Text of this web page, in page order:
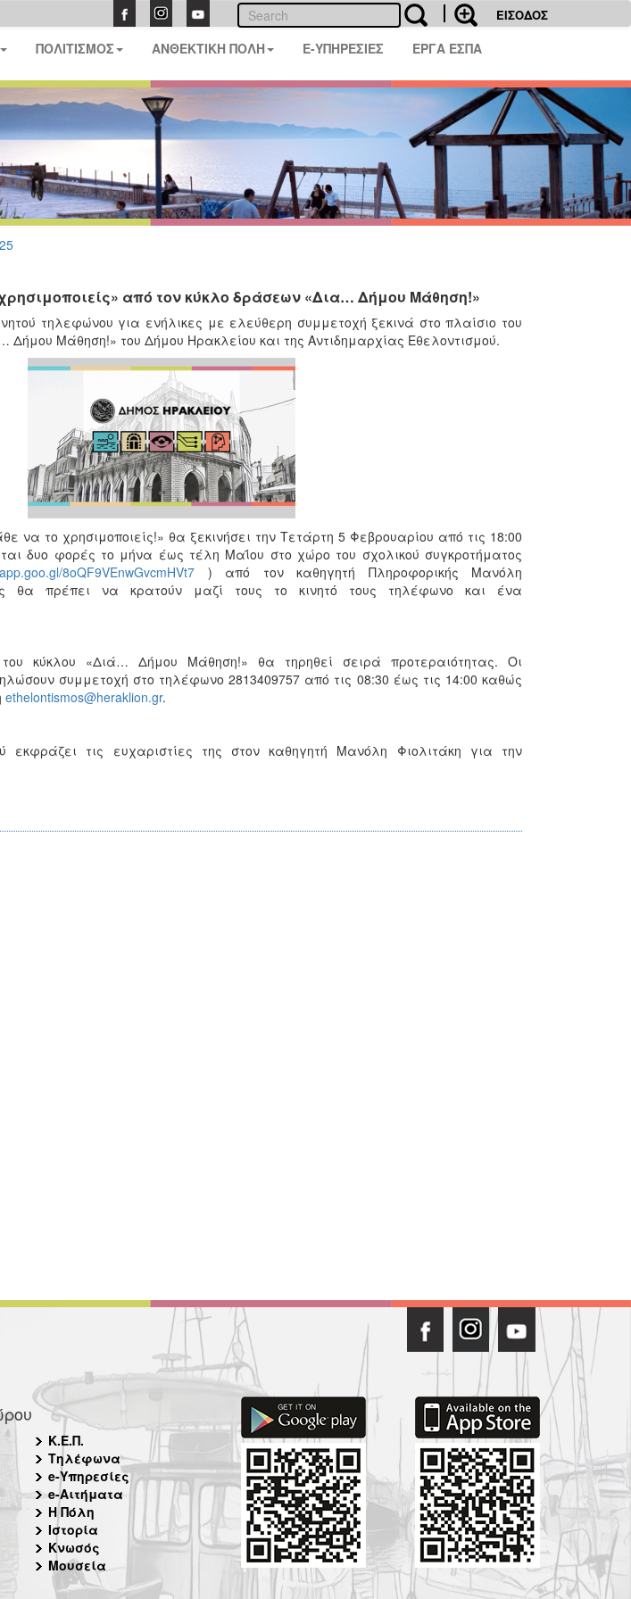
ΕΙΣΟΔΟΣ
ΠΟΛΙΤΙΣΜΟΣ ΑΝΘΕΚΤΙΚΗ ΠΟΛΗ E-ΥΠΗΡΕΣΙΕΣ ΕΡΓΑ ΕΣΠΑ
από τον κύκλο δράσεων «Δια… Δήμου Μάθηση!»
τηλεφώνου για ενήλικες με ελεύθερη συμμετοχή ξεκινά στο πλαίσιο του
Δήμου Μάθηση!» του Δήμου Ηρακλείου και της Αντιδημαρχίας Εθελοντισμού.
να το χρησιμοποιείς!» θα ξεκινήσει την Τετάρτη 5 Φεβρουαρίου από τις 18:00
δυο φορές το μήνα έως τέλη Μαΐου στο χώρο του σχολικού συγκροτήματος
8oQF9VEnwGvcmHVt7 ) από τον καθηγητή Πληροφορικής Μανόλη
θα πρέπει να κρατούν μαζί τους το κινητό τους τηλέφωνο και ένα
κύκλου «Διά… Δήμου Μάθηση!» θα τηρηθεί σειρά προτεραιότητας. Οι
συμμετοχή στο τηλέφωνο 2813409757 από τις 08:30 έως τις 14:00 καθώς
ethelontismos@heraklion.gr.
εκφράζει τις ευχαριστίες της στον καθηγητή Μανόλη Φιολιτάκη για την
Κ.Ε.Π.
Τηλέφωνα
e-Υπηρεσίες
e-Αιτήματα
Η Πόλη
Ιστορία
Κνωσός
Μουσεία